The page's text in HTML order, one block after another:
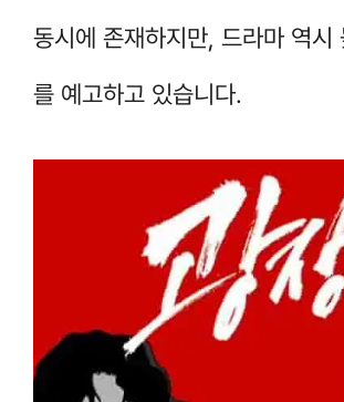
동시에 존재하지만, 드라마 역시
를 예고하고 있습니다.